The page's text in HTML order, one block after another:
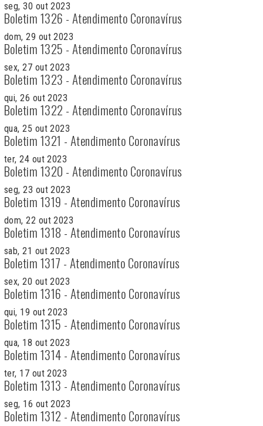
seg, 30 out 2023
Boletim 1326 - Atendimento Coronavírus
dom, 29 out 2023
Boletim 1325 - Atendimento Coronavírus
sex, 27 out 2023
Boletim 1323 - Atendimento Coronavírus
qui, 26 out 2023
Boletim 1322 - Atendimento Coronavírus
qua, 25 out 2023
Boletim 1321 - Atendimento Coronavírus
ter, 24 out 2023
Boletim 1320 - Atendimento Coronavírus
seg, 23 out 2023
Boletim 1319 - Atendimento Coronavírus
dom, 22 out 2023
Boletim 1318 - Atendimento Coronavírus
sab, 21 out 2023
Boletim 1317 - Atendimento Coronavírus
sex, 20 out 2023
Boletim 1316 - Atendimento Coronavírus
qui, 19 out 2023
Boletim 1315 - Atendimento Coronavírus
qua, 18 out 2023
Boletim 1314 - Atendimento Coronavírus
ter, 17 out 2023
Boletim 1313 - Atendimento Coronavírus
seg, 16 out 2023
Boletim 1312 - Atendimento Coronavírus